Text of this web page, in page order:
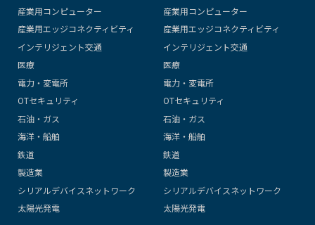
産業用コンピューター
産業用エッジコネクティビティ
インテリジェント交通
医療
電力・変電所
OTセキュリティ
石油・ガス
海洋・船舶
鉄道
製造業
シリアルデバイスネットワーク
太陽光発電
産業用コンピューター
産業用エッジコネクティビティ
インテリジェント交通
医療
電力・変電所
OTセキュリティ
石油・ガス
海洋・船舶
鉄道
製造業
シリアルデバイスネットワーク
太陽光発電